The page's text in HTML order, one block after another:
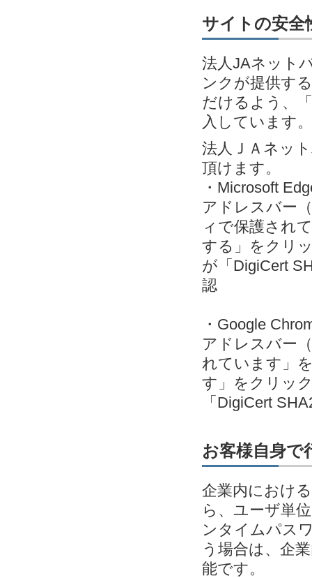
サイトの安全
法人JAネット
ンクが提供す
だけるよう、
入しています。
法人ＪＡネッ
頂けます。
・Microsoft
アドレスバー
ィで保護され
する」をクリ
が「DigiCert
認
・Google
アドレスバー
れています」
す」をクリッ
「DigiCert
お客様自身で
企業内におけ
ら、ユーザ単
ンタイムパス
う場合は、企
能です。